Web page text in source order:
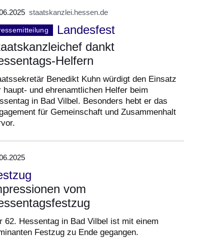
staatskanzlei.hessen.de
Landesfest
dankt
Helfern
Benedikt Kuhn würdigt den Einsatz
haupt- und ehrenamtlichen Helfer beim
in Bad Vilbel. Besonders hebt er das
für Gemeinschaft und Zusammenhalt
vom
62. Hessentag in Bad Vilbel ist mit einem
Festzug zu Ende gegangen.